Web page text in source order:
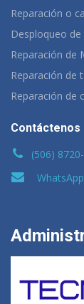
Reparación o
Desploqueo
Reparación de
Reparación de
Reparación de
Contáctenos
(506)
WhatsApp